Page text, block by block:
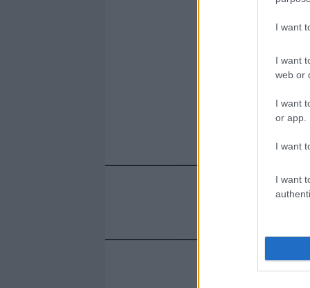
I want
I want
web or
I want
or app.
I want
I want